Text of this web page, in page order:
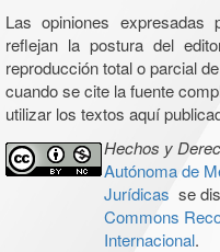
Las opiniones expresadas
reflejan la postura del
reproducción total o parcial
cuando se cite la fuente
utilizar los textos aquí
Hechos y
Autónoma de
Jurídicas se
Commons
Internacional.